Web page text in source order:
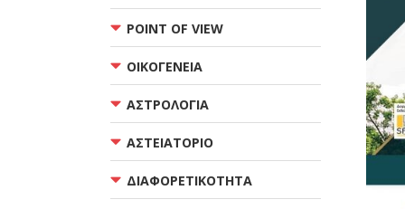
POINT OF VIEW
ΟΙΚΟΓΕΝΕΙΑ
ΑΣΤΡΟΛΟΓΙΑ
ΑΣΤΕΙΑΤΟΡΙΟ
ΔΙΑΦΟΡΕΤΙΚΟΤΗΤΑ